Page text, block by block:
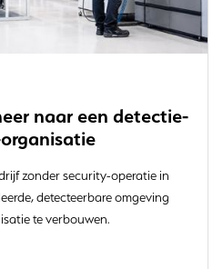
naar een detectie-
zonder security-operatie in
detecteerbare omgeving
te verbouwen.